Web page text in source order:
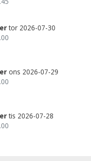
tor 2026-07-30
ons 2026-07-29
tis 2026-07-28